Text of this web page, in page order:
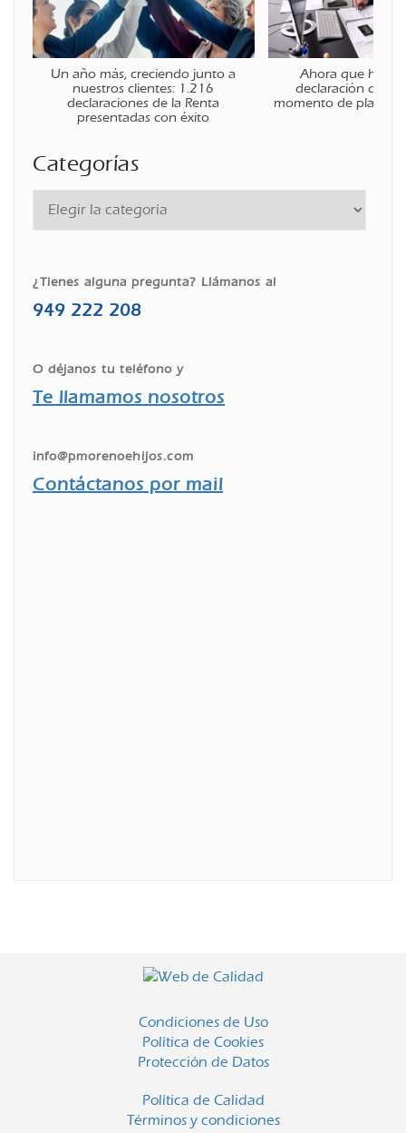
Un año más, creciendo junto a
nuestros clientes: 1.216
declaraciones de la Renta
presentadas con éxito
Ahora que ha
declaración de la
momento de
Categorías
¿Tienes alguna pregunta? Llámanos al
949 222 208
O déjanos tu teléfono y
Te llamamos nosotros
info@pmorenoehijos.com
Contáctanos por mail
Condiciones de Uso
Política de Cookies
Protección de Datos
Política de Calidad
Términos y condiciones